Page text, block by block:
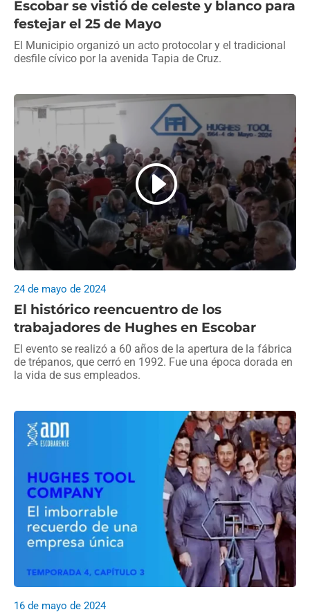
Escobar se vistió de celeste y blanco para
festejar el 25 de Mayo
El Municipio organizó un acto protocolar y el tradicional
desfile cívico por la avenida Tapia de Cruz.
El histórico reencuentro de los
trabajadores de Hughes en Escobar
24 de mayo de 2024
El evento se realizó a 60 años de la apertura de la fábrica
de trépanos, que cerró en 1992. Fue una época dorada en
la vida de sus empleados.
16 de mayo de 2024